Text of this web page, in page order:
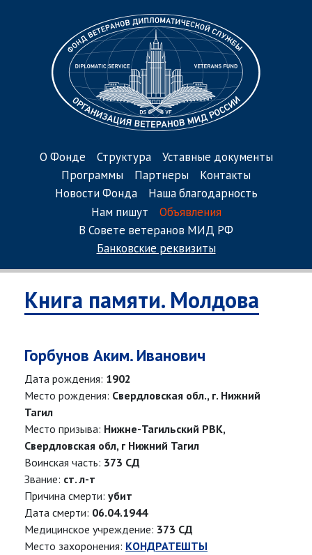
О Фонде Структура
Уставные документы
Программы
Партнеры
Контакты
Новости Фонда
Наша благодарность
Нам пишут
Объявления
В Совете ветеранов МИД РФ
Банковские реквизиты
Книга памяти. Молдова
Горбунов Аким. Иванович
Дата рождения: 1902
Место рождения: Свердловская обл., г. Нижний
Тагил
Место призыва: Нижне-Тагильский РВК,
Свердловская обл, г Нижний Тагил
Воинская часть: 373 СД
Звание: ст. л-т
Причина смерти: убит
Дата смерти: 06.04.1944
Медицинское учреждение: 373 СД
Место захоронения: КОНДРАТЕШТЫ